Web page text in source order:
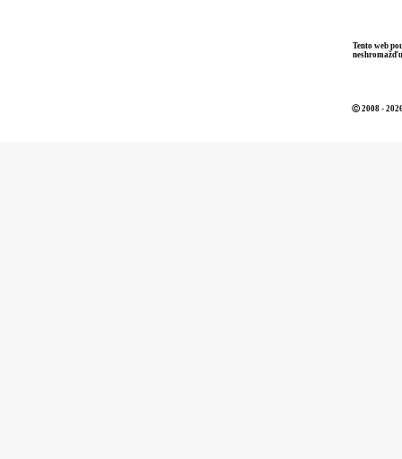
Tento web
Ⓒ 2008 -